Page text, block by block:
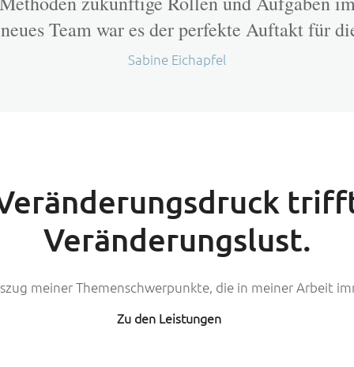
Team war es der perfekte Auftakt für
Sabine Eichapfel
Veränderungslust.
meiner Themenschwerpunkte, die in meiner Arbeit
Zu den Leistungen